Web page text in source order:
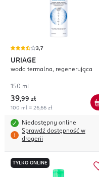
3,7
URIAGE
woda termalna, regenerująca
150 ml
39,99 zł
100 ml = 26,66 zł
Niedostępny online
Sprawdź dostępność w
drogerii
TYLKO ONLINE